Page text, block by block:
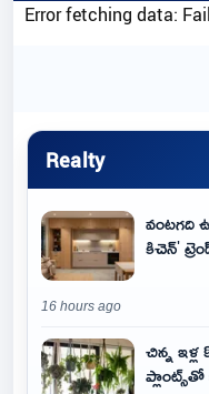
Error fetching data:
Realty
వంటగది
కిచెన్'
16 hours ago
చిన్న
ప్లాంట్స్‌తో